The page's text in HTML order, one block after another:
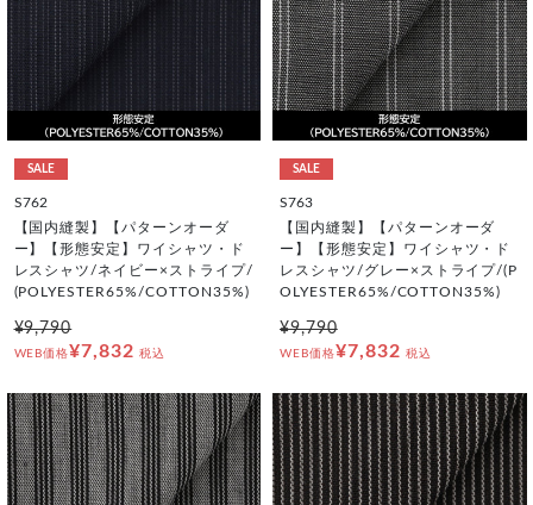
SALE
S762
【国内縫製】【パターンオーダ
ー】【形態安定】ワイシャツ・ド
レスシャツ/ネイビー×ストライプ/
(POLYESTER65%/COTTON35%)
¥9,790
WEB価格¥7,832 税込
SALE
S763
【国内縫製】【パターンオーダ
ー】【形態安定】ワイシャツ・ド
レスシャツ/グレー×ストライプ/(P
OLYESTER65%/COTTON35%)
¥9,790
WEB価格¥7,832 税込